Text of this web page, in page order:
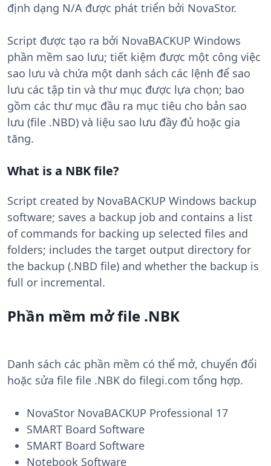
định dạng N/A được phát triển bởi NovaStor.
Script được tạo ra bởi NovaBACKUP Windows
phần mềm sao lưu; tiết kiệm được một công việc
sao lưu và chứa một danh sách các lệnh để sao
lưu các tập tin và thư mục được lựa chọn; bao
gồm các thư mục đầu ra mục tiêu cho bản sao
lưu (file .NBD) và liệu sao lưu đầy đủ hoặc gia
tăng.
What is a NBK file?
Script created by NovaBACKUP Windows backup
software; saves a backup job and contains a list
of commands for backing up selected files and
folders; includes the target output directory for
the backup (.NBD file) and whether the backup is
full or incremental.
Phần mềm mở file .NBK
Danh sách các phần mềm có thể mở, chuyển đổi
hoặc sửa file file .NBK do filegi.com tổng hợp.
NovaStor NovaBACKUP Professional 17
SMART Board Software
SMART Board Software
Notebook Software